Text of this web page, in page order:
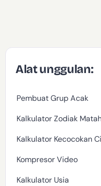
Alat unggulan:
Pembuat Grup Acak
Kalkulator Zodiak
Kalkulator Kecocokan
Kompresor Video
Kalkulator Usia